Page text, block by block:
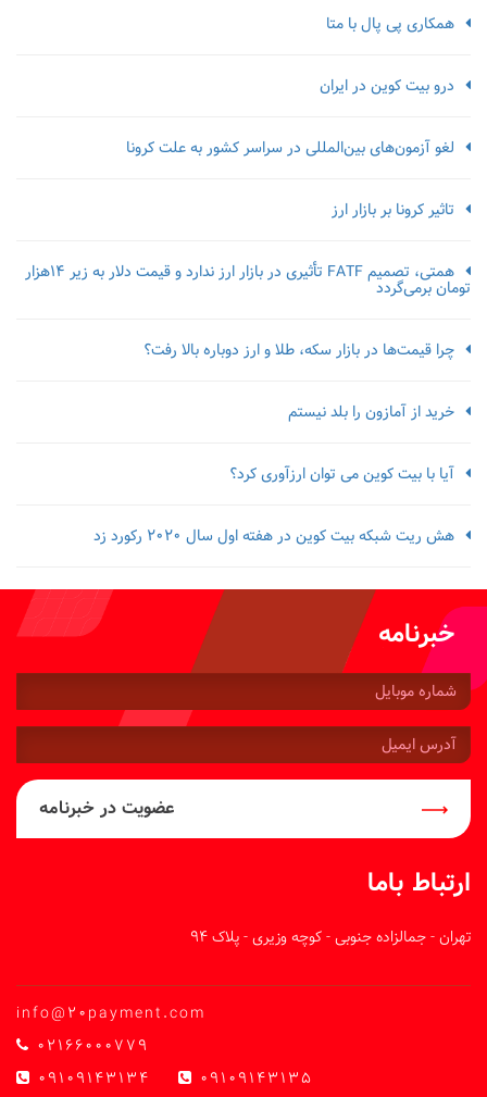
همکاری پی پال با متا
درو بیت کوین در ایران
لغو آزمون‌‌های بین‌المللی در سراسر کشور به علت کرونا
تاثیر کرونا بر بازار ارز
همتی، تصمیم FATF تأثیری در بازار ارز ندارد و قیمت دلار به زیر ۱۴هزار
تومان برمی‌گردد
چرا قیمت‌ها در بازار سکه، طلا و ارز دوباره بالا رفت؟
خرید از آمازون را بلد نیستم
آیا با بیت کوین می توان ارزآوری کرد؟
هش ریت شبکه بیت کوین در هفته اول سال 2020 رکورد زد
خبرنامه
شماره
موبایل:
آدرس
ایمیل:
عضویت در خبرنامه
ارتباط باما
تهران - جمالزاده جنوبی - کوچه وزیری - پلاک 94
info@20payment.com
02166000779
09109143134
09109143135